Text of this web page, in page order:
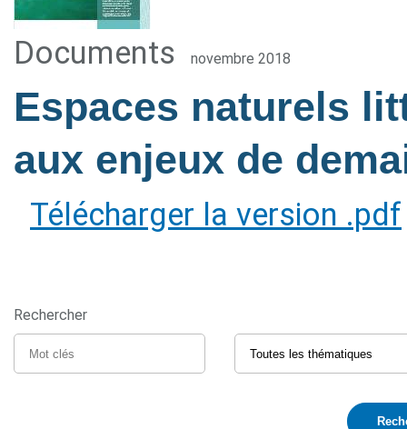
Documents novembre 2018
Espaces naturels
aux enjeux de
Télécharger la version .pdf
Rechercher